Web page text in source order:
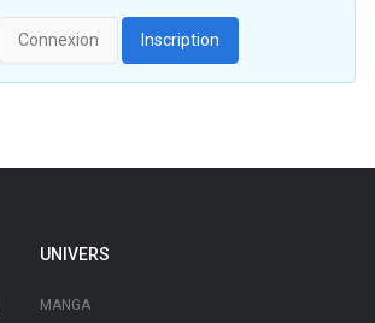
Connexion Inscription
UNIVERS
MANGA